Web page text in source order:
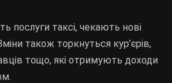
послуги таксі, чекають нові
також торкнуться кур’єрів,
тощо, які отримують доходи